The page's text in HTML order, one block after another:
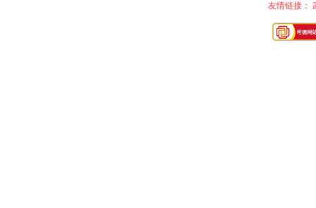
友情链接：